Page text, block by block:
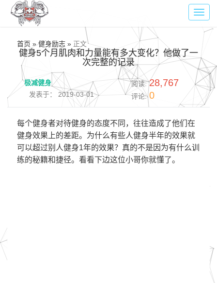
首页 » 健身励志 » 正文
健身5个月肌肉和力量能有多大变化？他做了一
次完整的记录
极减健身
发表于： 2019-03-01
阅读: 28,767
评论: 0
每个健身者对待健身的态度不同，往往造成了他们在
健身效果上的差距。为什么有些人健身半年的效果就
可以超过别人健身1年的效果？真的不是因为有什么训
练的秘籍和捷径。看看下边这位小哥你就懂了。